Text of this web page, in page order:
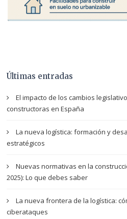
Últimas entradas
El impacto de los cambios
constructoras en España
La nueva logística: formación y
estratégicos
Nuevas normativas en la
2025): Lo que debes saber
La nueva frontera de la logística:
ciberataques